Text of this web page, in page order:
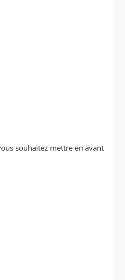
souhaitez mettre en avant